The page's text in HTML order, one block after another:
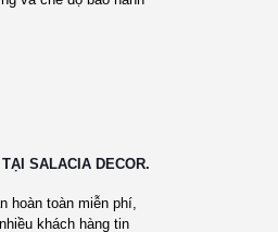
SALACIA DECOR.
hoàn toàn miễn phí,
khách hàng tin